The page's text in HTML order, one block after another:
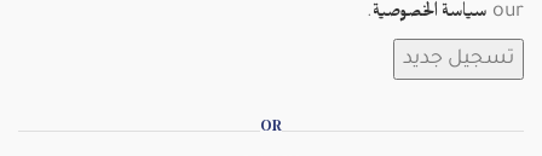
our سياسة الخصوصية.
تسجيل جديد
OR